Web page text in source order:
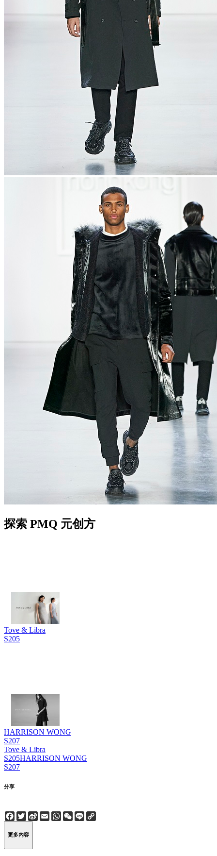
探索 PMQ 元创方
Tove & Libra
S205
HARRISON WONG
S207
Tove & Libra
S205HARRISON WONG
S207
分享
Facebook
Twitter
Sina
Weibo
EmailWhatsApp
WeChat
Line
更多内容